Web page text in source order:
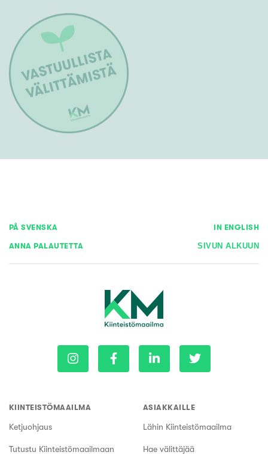
PÅ SVENSKA IN ENGLISH
ANNA PALAUTETTA SIVUN ALKUUN
KIINTEISTÖMAAILMA
Ketjuohjaus
Tutustu Kiinteistömaailmaan
ASIAKKAILLE
Lähin Kiinteistömaailma
Hae välittäjää